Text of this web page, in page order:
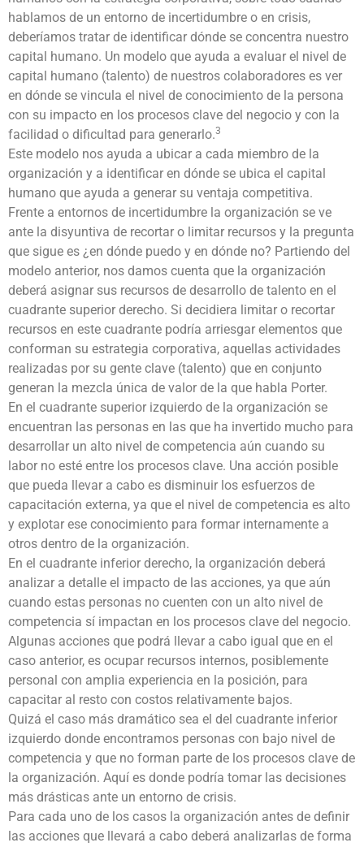
hablamos de un entorno de incertidumbre o en crisis,
deberíamos tratar de identificar dónde se concentra nuestro
capital humano. Un modelo que ayuda a evaluar el nivel de
capital humano (talento) de nuestros colaboradores es ver
en dónde se vincula el nivel de conocimiento de la persona
con su impacto en los procesos clave del negocio y con la
facilidad o dificultad para generarlo.3
Este modelo nos ayuda a ubicar a cada miembro de la
organización y a identificar en dónde se ubica el capital
humano que ayuda a generar su ventaja competitiva.
Frente a entornos de incertidumbre la organización se ve
ante la disyuntiva de recortar o limitar recursos y la pregunta
que sigue es ¿en dónde puedo y en dónde no? Partiendo del
modelo anterior, nos damos cuenta que la organización
deberá asignar sus recursos de desarrollo de talento en el
cuadrante superior derecho. Si decidiera limitar o recortar
recursos en este cuadrante podría arriesgar elementos que
conforman su estrategia corporativa, aquellas actividades
realizadas por su gente clave (talento) que en conjunto
generan la mezcla única de valor de la que habla Porter.
En el cuadrante superior izquierdo de la organización se
encuentran las personas en las que ha invertido mucho para
desarrollar un alto nivel de competencia aún cuando su
labor no esté entre los procesos clave. Una acción posible
que pueda llevar a cabo es disminuir los esfuerzos de
capacitación externa, ya que el nivel de competencia es alto
y explotar ese conocimiento para formar internamente a
otros dentro de la organización.
En el cuadrante inferior derecho, la organización deberá
analizar a detalle el impacto de las acciones, ya que aún
cuando estas personas no cuenten con un alto nivel de
competencia sí impactan en los procesos clave del negocio.
Algunas acciones que podrá llevar a cabo igual que en el
caso anterior, es ocupar recursos internos, posiblemente
personal con amplia experiencia en la posición, para
capacitar al resto con costos relativamente bajos.
Quizá el caso más dramático sea el del cuadrante inferior
izquierdo donde encontramos personas con bajo nivel de
competencia y que no forman parte de los procesos clave de
la organización. Aquí es donde podría tomar las decisiones
más drásticas ante un entorno de crisis.
Para cada uno de los casos la organización antes de definir
las acciones que llevará a cabo deberá analizarlas de forma